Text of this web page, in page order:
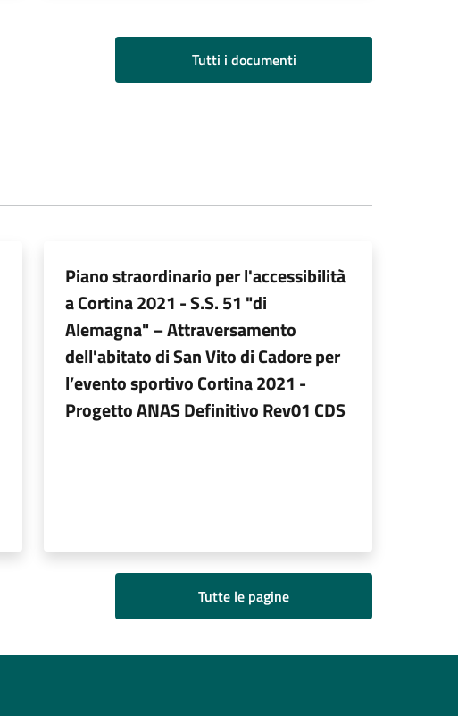
Tutti i documenti
Piano straordinario per l'accessibilità
a Cortina 2021 - S.S. 51 "di
Alemagna" – Attraversamento
dell'abitato di San Vito di Cadore per
l’evento sportivo Cortina 2021 -
Progetto ANAS Definitivo Rev01 CDS
Tutte le pagine